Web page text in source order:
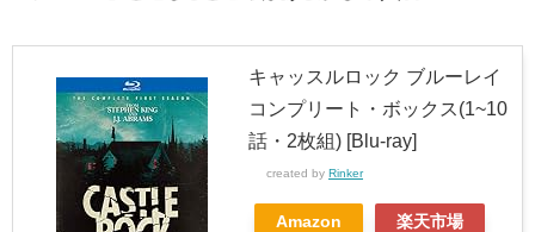
キャッスルロック ブルーレイ
コンプリート・ボックス(1~10
話・2枚組) [Blu-ray]
created by Rinker
Amazon 楽天市場